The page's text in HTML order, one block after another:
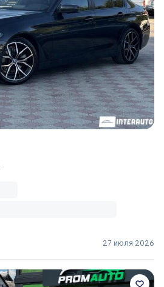
27 июля 2026